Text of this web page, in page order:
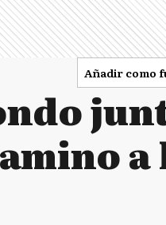
Añadir como
a